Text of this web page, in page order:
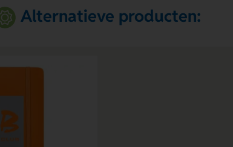
Alternatieve producten: